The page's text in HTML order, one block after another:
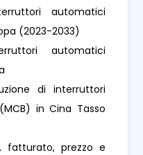
automatici
(2023-2033)
automatici
di interruttori
in Cina Tasso
fatturato, prezzo e